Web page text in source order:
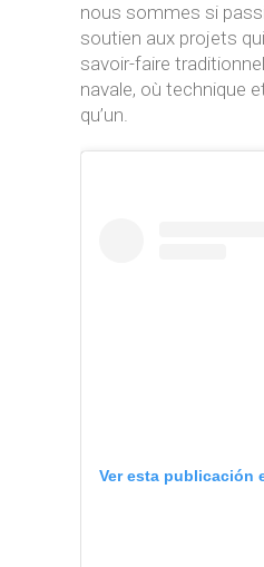
nous sommes si
soutien aux projets
savoir-faire
navale, où technique
qu’un.
Ver esta publicación